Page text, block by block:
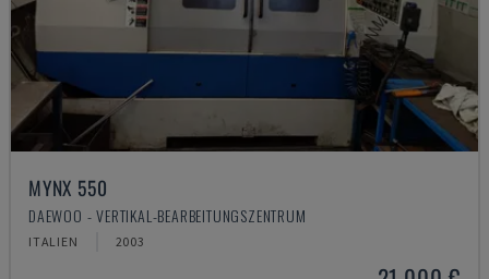
MYNX 550
DAEWOO - VERTIKAL-BEARBEITUNGSZENTRUM
ITALIEN 2003